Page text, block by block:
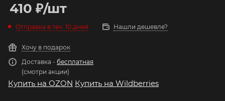
410 ₽/шт
Отправка в теч. 10 дней Нашли дешевле?
Хочу в подарок
Доставка - бесплатная
(смотри акции)
Купить на OZON Купить на Wildberries